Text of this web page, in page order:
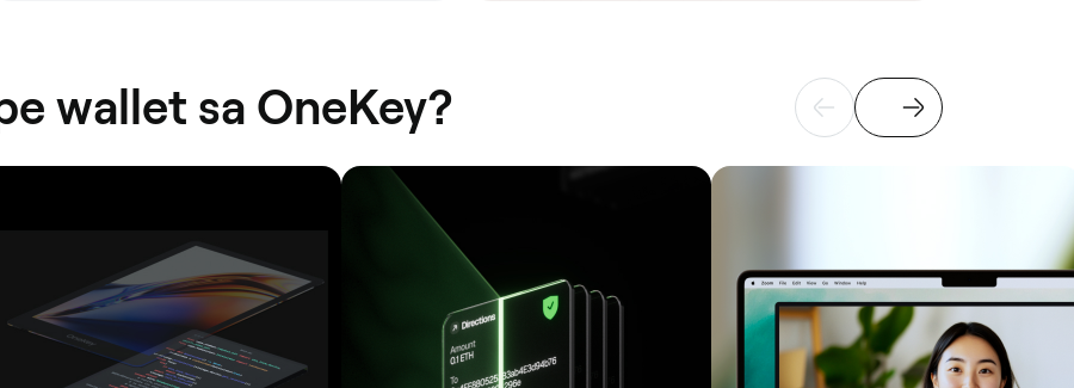
wallet sa OneKey?